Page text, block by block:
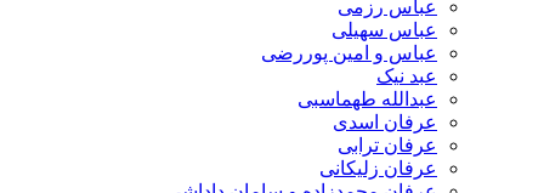
عباس رزمی
عباس سهیلی
عباس و امین پوررضی
عبد نیک
عبدالله طهماسبی‎
عرفان اسدی
عرفان ترابی
عرفان زلیکانی